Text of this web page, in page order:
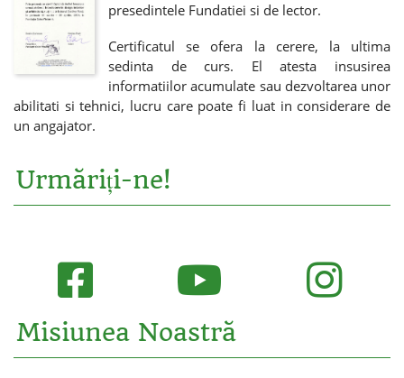
presedintele Fundatiei si de lector.
Certificatul se ofera la cerere, la ultima
sedinta de curs. El atesta insusirea
informatiilor acumulate sau dezvoltarea unor
abilitati si tehnici, lucru care poate fi luat in considerare de
un angajator.
Urmăriți-ne!
Misiunea Noastră